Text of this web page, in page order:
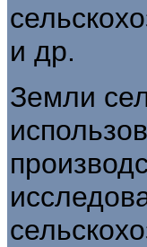
и др.
Земли